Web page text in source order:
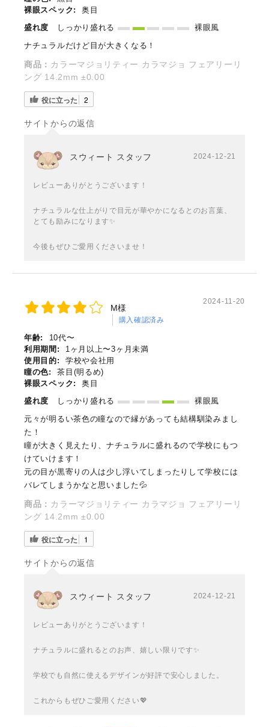
裸眼スペック:
奥目
盛れ度
しっかり盛れる
裸眼風
ナチュラルだけど目が大きくなる！
商品： カラーマジョリティー カラマジョ フェアリーリ
ング 14.2mm ±0.00
役に立った 2
サイトからの返信
スウィート スタッフ 2024-12-21
レビューありがとうございます！
ナチュラルな仕上がりで目元が華やかになるとのお言葉、
とても励みになります✨
今後もぜひご愛用くださいませ！
M様
購入確認済み
2024-11-20
年齢:
10代〜
利用期間:
1ヶ月以上〜3ヶ月未満
使用目的:
学校や会社用
瞳の色:
茶目(明るめ)
裸眼スペック:
奥目
盛れ度
しっかり盛れる
裸眼風
元々が明るい茶色の瞳なので縁があっても結構馴染みまし
た！
瞳が大きく見えたり、ナチュラルに盛れるので学校にもつ
けていけます！
元の目が黒寄りの人は少し浮いてしまったりして学校には
バレてしまうかなと思いました💦
商品： カラーマジョリティー カラマジョ フェアリーリ
ング 14.2mm ±0.00
役に立った 1
サイトからの返信
スウィート スタッフ 2024-12-21
レビューありがとうございます！
ナチュラルに盛れるとのお声、嬉しい限りです✨
学校でも自然に使えるデザインが好評で安心しました。
これからもぜひご愛用ください💖